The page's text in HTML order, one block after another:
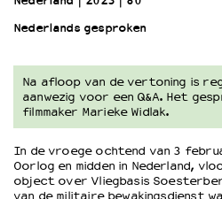
Wat we doen
Werken bij
Wie is wie
Word vriend
Historie
Partners
Huisregels
Nederlands gesproken
Na afloop van de vertoning is
aanwezig voor een Q&A. Het
filmmaker Marieke Widlak.
In de vroege ochtend van 3
Oorlog en midden in Nederland,
object over Vliegbasis
van de militaire bewakingsdienst